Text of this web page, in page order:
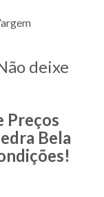
deixe
Preços
Bela